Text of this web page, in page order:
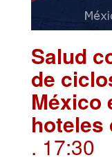
Salud
de
México
hoteles
. 17:30